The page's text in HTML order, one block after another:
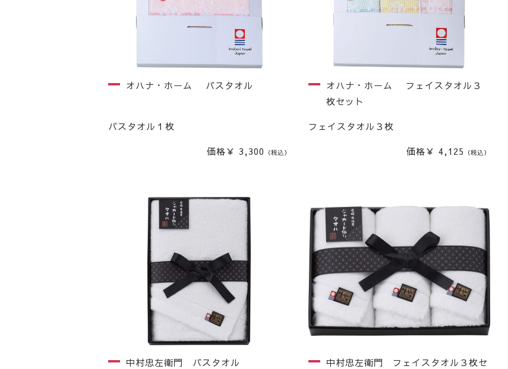
オハナ・ホーム バスタオル
バスタオル１枚
価格￥ 3,300 （税込）
オハナ・ホーム フェイスタオル３
枚セット
フェイスタオル３枚
価格￥ 4,125 （税込）
中村忠左衛門 バスタオル
中村忠左衛門 フェイスタオル３枚セ